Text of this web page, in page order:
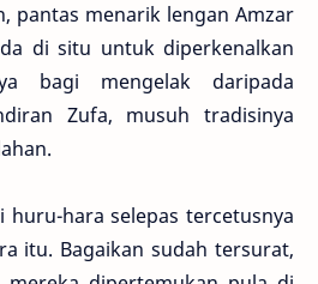
pantas menarik lengan Amzar
di situ untuk diperkenalkan
bagi mengelak daripada
Zufa, musuh tradisinya
huru-hara selepas tercetusnya
itu. Bagaikan sudah tersurat,